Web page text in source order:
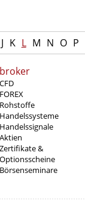
J K L M N O P
broker
CFD
FOREX
Rohstoffe
Handelssysteme
Handelssignale
Aktien
Zertifikate &
Optionsscheine
Börsenseminare